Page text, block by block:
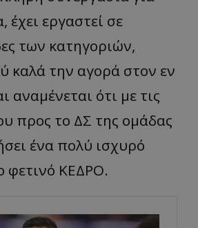
έχει εργαστεί σε
των κατηγοριών,
καλά την αγορά στον εν
αναμένεται ότι με τις
προς το ΔΣ της ομάδας
ένα πολύ ισχυρό
φετινό ΚΕΔΡΟ.